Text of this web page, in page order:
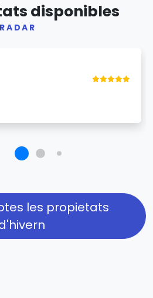
disponibles
les propietats